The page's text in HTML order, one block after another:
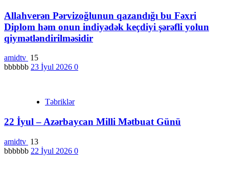
Allahverən Pərvizoğlunun qazandığı bu Fəxri
Diplom həm onun indiyədək keçdiyi şərəfli yolun
qiymətləndirilməsidir
amidtv 15
bbbbbb 23 İyul 2026 0
Təbriklər
22 İyul – Azərbaycan Milli Mətbuat Günü
amidtv 13
bbbbbb 22 İyul 2026 0